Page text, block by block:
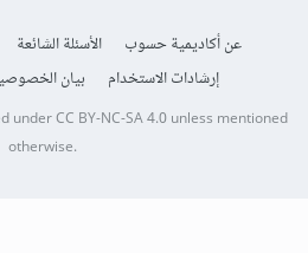
عن أكاديمية حسوب الأسئلة الشائعة
إرشادات الاستخدام
بيان
underCC BY-NC-SA 4.0unless mentioned
otherwise.